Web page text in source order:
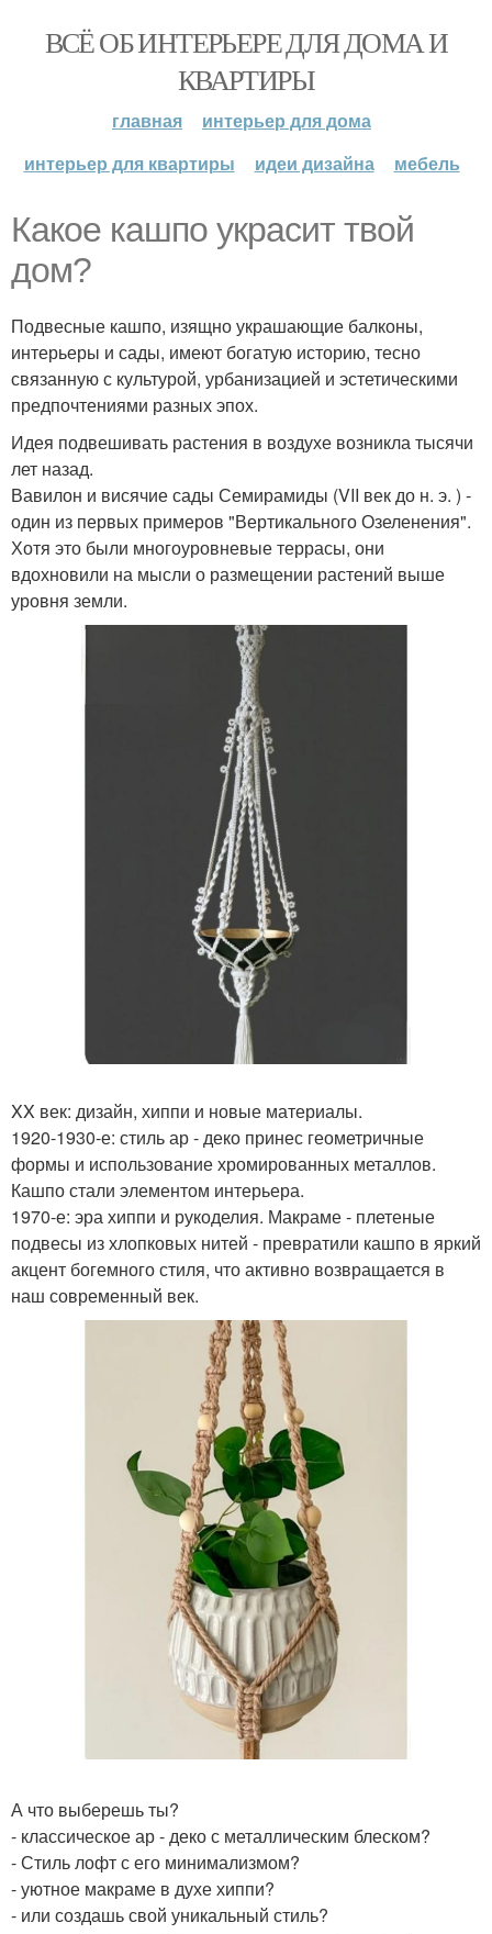
ВСЁ ОБ ИНТЕРЬЕРЕ ДЛЯ ДОМА И
КВАРТИРЫ
главная
интерьер для дома
интерьер для квартиры
идеи дизайна мебель
Какое кашпо украсит твой
дом?
Подвесные кашпо, изящно украшающие балконы,
интерьеры и сады, имеют богатую историю, тесно
связанную с культурой, урбанизацией и эстетическими
предпочтениями разных эпох.
Идея подвешивать растения в воздухе возникла тысячи
лет назад.
Вавилон и висячие сады Семирамиды (VII век до н. э. ) -
один из первых примеров "Вертикального Озеленения".
Хотя это были многоуровневые террасы, они
вдохновили на мысли о размещении растений выше
уровня земли.
XX век: дизайн, хиппи и новые материалы.
1920-1930-е: стиль ар - деко принес геометричные
формы и использование хромированных металлов.
Кашпо стали элементом интерьера.
1970-е: эра хиппи и рукоделия. Макраме - плетеные
подвесы из хлопковых нитей - превратили кашпо в яркий
акцент богемного стиля, что активно возвращается в
наш современный век.
А что выберешь ты?
- классическое ар - деко с металлическим блеском?
- Стиль лофт с его минимализмом?
- уютное макраме в духе хиппи?
- или создашь свой уникальный стиль?